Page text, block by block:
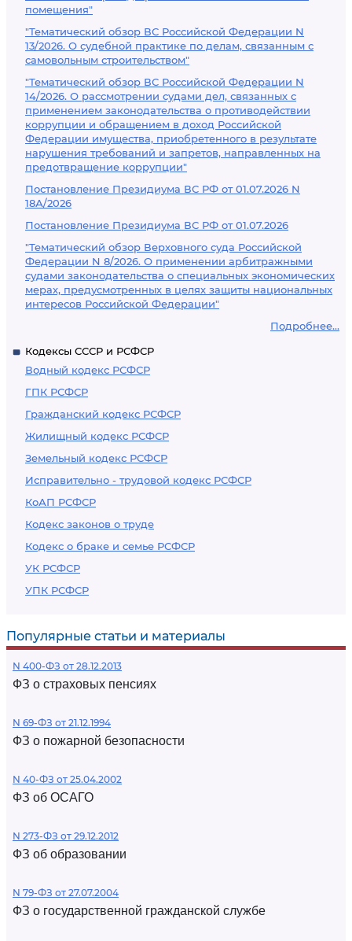
помещения"
"Тематический обзор ВС Российской Федерации N
13/2026. О судебной практике по делам, связанным с
самовольным строительством"
"Тематический обзор ВС Российской Федерации N
14/2026. О рассмотрении судами дел, связанных с
применением законодательства о противодействии
коррупции и обращением в доход Российской
Федерации имущества, приобретенного в результате
нарушения требований и запретов, направленных на
предотвращение коррупции"
Постановление Президиума ВС РФ от 01.07.2026 N
18А/2026
Постановление Президиума ВС РФ от 01.07.2026
"Тематический обзор Верховного суда Российской
Федерации N 8/2026. О применении арбитражными
судами законодательства о специальных экономических
мерах, предусмотренных в целях защиты национальных
интересов Российской Федерации"
Подробнее...
Кодексы СССР и РСФСР
Водный кодекс РСФСР
ГПК РСФСР
Гражданский кодекс РСФСР
Жилищный кодекс РСФСР
Земельный кодекс РСФСР
Исправительно - трудовой кодекс РСФСР
КоАП РСФСР
Кодекс законов о труде
Кодекс о браке и семье РСФСР
УК РСФСР
УПК РСФСР
Популярные статьи и материалы
N 400-ФЗ от 28.12.2013
ФЗ о страховых пенсиях
N 69-ФЗ от 21.12.1994
ФЗ о пожарной безопасности
N 40-ФЗ от 25.04.2002
ФЗ об ОСАГО
N 273-ФЗ от 29.12.2012
ФЗ об образовании
N 79-ФЗ от 27.07.2004
ФЗ о государственной гражданской службе